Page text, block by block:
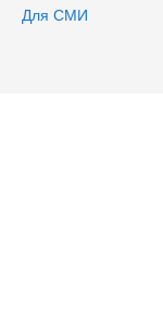
Для СМИ